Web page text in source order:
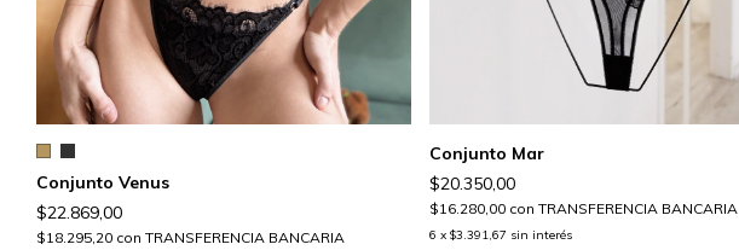
Conjunto Venus
$22.869,00
$18.295,20 con TRANSFERENCIA BANCARIA
Conjunto Mar
$20.350,00
$16.280,00 con TRANSFERENCIA BANCARIA
6 x $3.391,67 sin interés